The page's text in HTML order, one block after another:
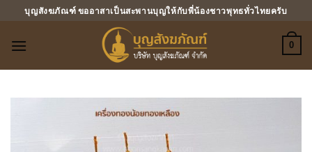
บุญสังฆภัณฑ์ ขออาสาเป็นสะพานบุญให้กับพี่น้องชาวพุทธทั่วไทยครับ
0